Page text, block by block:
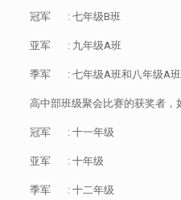
冠军 : 七年级B班
亚军 : 九年级A班
季军 : 七年级A班和八年级A班
高中部班级聚会比赛的获奖者，
冠军 : 十一年级
亚军 : 十年级
季军 : 十二年级